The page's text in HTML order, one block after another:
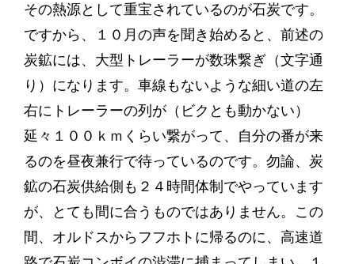
その熱源として重宝されているのが石炭です。
ですから、１０月の声を聞き始めると、前述の
炭鉱には、大型トレーラーが数珠繋ぎ（文字通
り）になります。車線もないような細い道の左
右にトレーラーの列が（ビクとも動かない）
延々１００ｋｍくらい繋がって、自分の番が来
るのを昼夜兼行で待っているのです。勿論、炭
鉱の石炭供給側も２４時間体制でやっています
が、とても間に合うものではありません。この
間、オルドスからフフホトに帰るのに、高速道